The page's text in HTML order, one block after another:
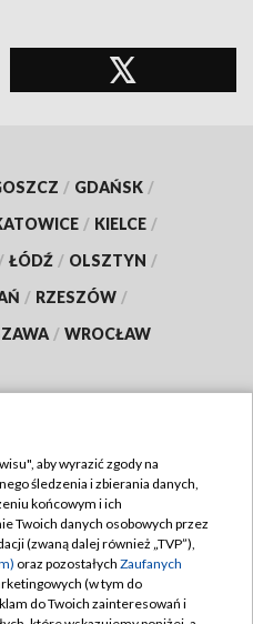
/ GDAŃSK /
/ KIELCE /
/ ŁÓDŹ / OLSZTYN /
/ RZESZÓW /
/ WROCŁAW
TVP
zgody
aby wyrazić zgody na
śledzenia i zbierania danych,
końcowym i ich
Twoich danych osobowych przez
(zwaną dalej również „TVP”),
oraz pozostałych Zaufanych
(w tym do
do Twoich zainteresowań i